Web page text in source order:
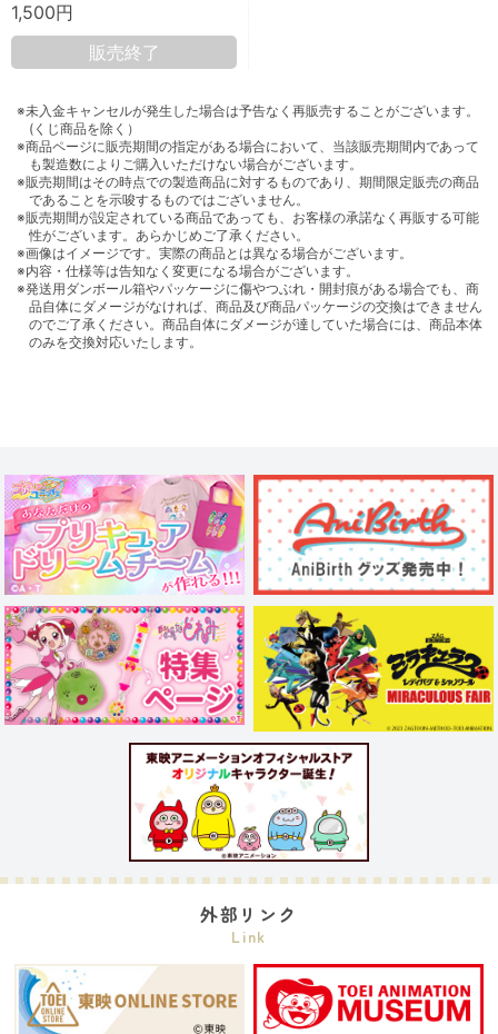
1,500円
販売終了
※未入金キャンセルが発生した場合は予告なく再販売することがございます。
(くじ商品を除く）
※商品ページに販売期間の指定がある場合において、当該販売期間内であって
も製造数によりご購入いただけない場合がございます。
※販売期間はその時点での製造商品に対するものであり、期間限定販売の商品
であることを示唆するものではございません。
※販売期間が設定されている商品であっても、お客様の承諾なく再販する可能
性がございます。あらかじめご了承ください。
※画像はイメージです。実際の商品とは異なる場合がございます。
※内容・仕様等は告知なく変更になる場合がございます。
※発送用ダンボール箱やパッケージに傷やつぶれ・開封痕がある場合でも、商
品自体にダメージがなければ、商品及び商品パッケージの交換はできません
のでご了承ください。商品自体にダメージが達していた場合には、商品本体
のみを交換対応いたします。
外部リンク
Link